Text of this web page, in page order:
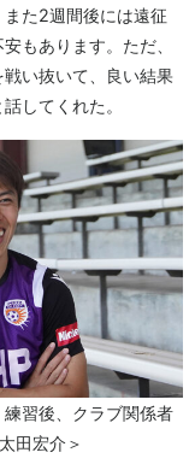
た2週間後には遠征
もあります。ただ、
い抜いて、良い結果
してくれた。
習後、クラブ関係者
田宏介＞